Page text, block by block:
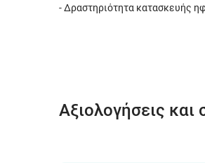
- Δραστηριότητα κατασκευής
Αξιολογήσεις και